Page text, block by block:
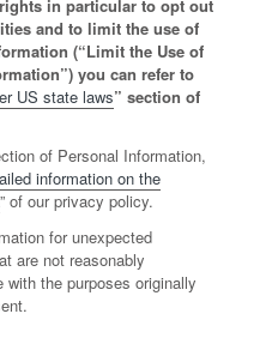
in particular to opt out
and to limit the use of
(“Limit the Use of
you can refer to
US state laws” section of
of Personal Information,
information on the
” of our privacy policy.
for unexpected
are not reasonably
the purposes originally